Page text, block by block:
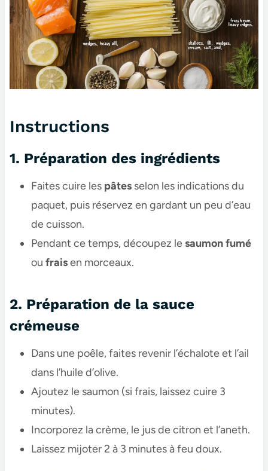
Instructions
1. Préparation des ingrédients
Faites cuire les pâtesselon les indications du
paquet, puis réservez en gardant un peu d’eau
de cuisson.
Pendant ce temps, découpez lesaumon fumé
ou fraisen morceaux.
2. Préparation de la sauce
crémeuse
Dans une poêle, faites revenir l’échalote et l’ail
dans l’huile d’olive.
Ajoutez le saumon (si frais, laissez cuire 3
minutes).
Incorporez la crème, le jus de citron et l’aneth.
Laissez mijoter 2 à 3 minutes à feu doux.